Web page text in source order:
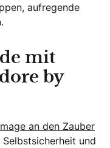
aufregende
mit
by
an den Zauber
und